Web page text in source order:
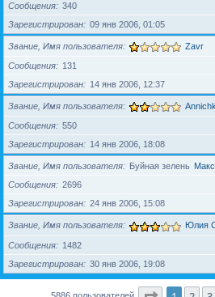
Сообщения
340
Зарегистрирован
09 янв 2006, 01:05
Звание, Имя пользователя Zavr
Сообщения
131
Зарегистрирован
14 янв 2006, 12:37
Звание, Имя пользователя
Сообщения
550
Зарегистрирован
14 янв 2006, 18:08
Звание, Имя пользователя Буйная зелень Макс
Сообщения
2696
Зарегистрирован
24 янв 2006, 15:08
Звание, Имя пользователя Юлия
Сообщения
1482
Зарегистрирован
30 янв 2006, 19:08
5886 пользователей